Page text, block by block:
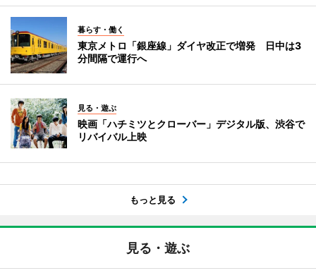
暮らす・働く
東京メトロ「銀座線」ダイヤ改正で増発 日中は3
分間隔で運行へ
見る・遊ぶ
映画「ハチミツとクローバー」デジタル版、渋谷で
リバイバル上映
もっと見る
見る・遊ぶ